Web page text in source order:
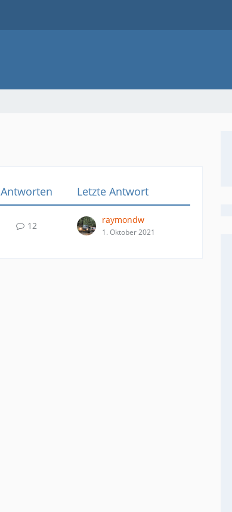
Antworten Letzte Antwort
12
raymondw
1. Oktober 2021